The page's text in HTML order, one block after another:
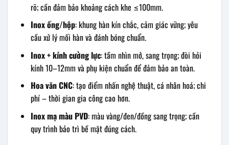
rõ; cần đảm bảo khoảng cách khe ≤100mm.
Inox ống/hộp: khung hàn kín chắc, cảm giác vững; yêu
cầu xử lý mối hàn và đánh bóng chuẩn.
Inox + kính cường lực: tầm nhìn mở, sang trọng; đòi hỏi
kính 10–12mm và phụ kiện chuẩn để đảm bảo an toàn.
Hoa văn CNC: tạo điểm nhấn nghệ thuật, cá nhân hoá; chi
phí – thời gian gia công cao hơn.
Inox mạ màu PVD: màu vàng/đen/đồng sang trọng; cần
quy trình bảo trì bề mặt đúng cách.